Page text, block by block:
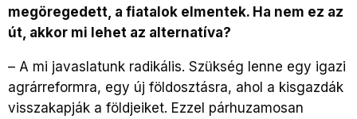
megöregedett, a fiatalok elmentek. Ha nem ez az
út, akkor mi lehet az alternatíva?
– A mi javaslatunk radikális. Szükség lenne egy igazi
agrárreformra, egy új földosztásra, ahol a kisgazdák
visszakapják a földjeiket. Ezzel párhuzamosan